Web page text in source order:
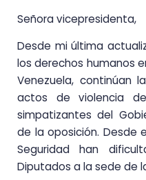
Señora vicepresidenta,
Desde mi última
los derechos humanos
Venezuela, continúan
actos de violencia
simpatizantes del
de la oposición. Desde
Seguridad han
Diputados a la sede de